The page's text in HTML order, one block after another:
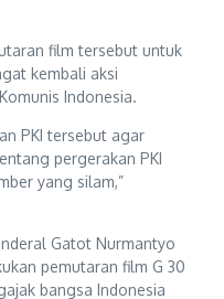
film tersebut untuk
kembali aksi
Indonesia.
PKI tersebut agar
pergerakan PKI
yang silam,”
Gatot Nurmantyo
pemutaran film G 30
bangsa Indonesia